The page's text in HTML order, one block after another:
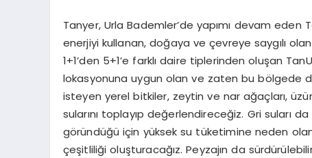
Tanyer, Urla Bademler’de yapımı devam eden
enerjiyi kullanan, doğaya ve çevreye saygılı
1+1’den 5+1’e farklı daire tiplerinden oluşan
lokasyonuna uygun olan ve zaten bu bölgede
isteyen yerel bitkiler, zeytin ve nar ağaçları,
sularını toplayıp değerlendireceğiz. Gri suları
göründüğü için yüksek su tüketimine neden
çeşitliliği oluşturacağız. Peyzajın da